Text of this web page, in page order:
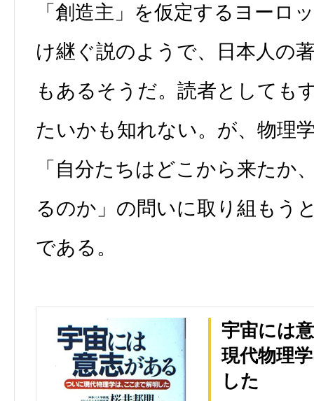
「創造主」を仮定するヨーロ
け継ぐ説のようで、日本人の
もあるそうだ。読者としても
たいかも知れない。が、物理
「自分たちはどこから来たか
るのか」の問いに取り組もう
である。
宇宙には
現代物理
した